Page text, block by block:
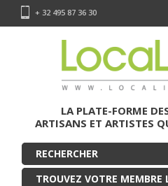
+ 32 495 87 36 30
LA PLATE-FORME
ARTISANS ET ARTISTES
TROUVEZ VOTRE MEMBRE